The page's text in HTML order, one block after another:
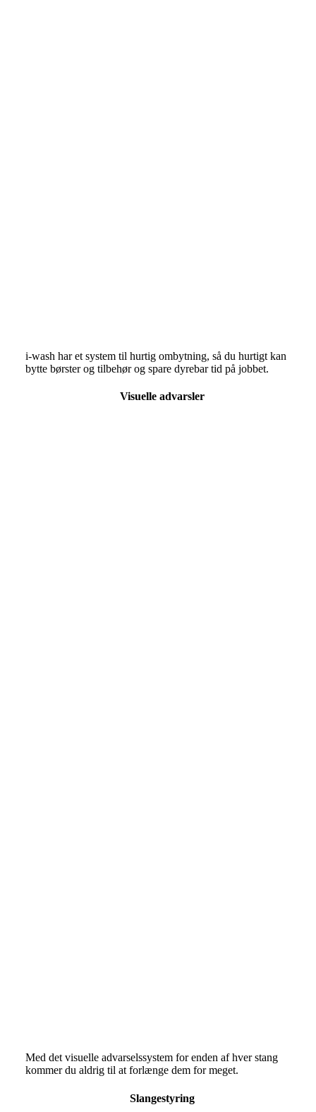
i-wash har et system til hurtig ombytning, så du hurtigt kan
bytte børster og tilbehør og spare dyrebar tid på jobbet.
Visuelle advarsler
Med det visuelle advarselssystem for enden af hver stang
kommer du aldrig til at forlænge dem for meget.
Slangestyring